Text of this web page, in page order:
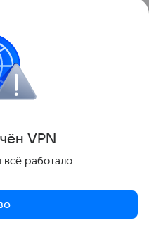
к лекарствам
проблем XX века.
о создании
ён VPN
всё работало